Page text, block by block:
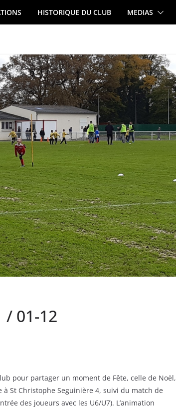
HISTORIQUE DU CLUB MEDIAS
/ 01-12
pour partager un moment de Fête, celle de Noël,
St Christophe Seguinière 4, suivi du match de
des joueurs avec les U6/U7). L’animation